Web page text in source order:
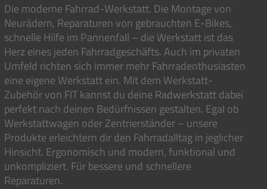
Die moderne Fahrrad-Werkstatt. Die Montage von
Neurädern, Reparaturen von gebrauchten E-Bikes,
schnelle Hilfe im Pannenfall – die Werkstatt ist das
Herz eines jeden Fahrradgeschäfts. Auch im privaten
Umfeld richten sich immer mehr Fahrradenthusiasten
eine eigene Werkstatt ein. Mit dem Werkstatt-
Zubehör von FIT kannst du deine Radwerkstatt dabei
perfekt nach deinen Bedürfnissen gestalten. Egal ob
Werkstattwagen oder Zentrierständer – unsere
Produkte erleichtern dir den Fahrradalltag in jeglicher
Hinsicht. Ergonomisch und modern, funktional und
unkompliziert. Für bessere und schnellere
Reparaturen.